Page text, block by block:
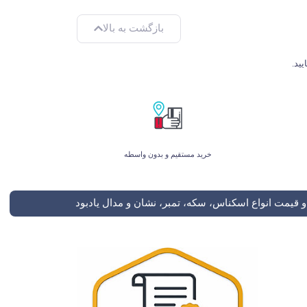
بازگشت به بالا
خرید مستقیم و بدون واسطه
قیمت انواع اسکناس، سکه، تمبر، نشان و مدال یادبود